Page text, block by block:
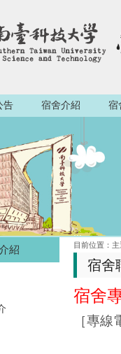
告
宿舍介紹 宿
紹
:::
目前位置：
宿舍
宿舍
［專